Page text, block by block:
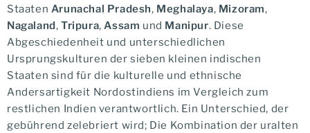
Staaten Arunachal Pradesh, Meghalaya, Mizoram,
Nagaland,Tripura,Assam und Manipur. Diese
Abgeschiedenheit und unterschiedlichen
Ursprungskulturen der sieben kleinen indischen
Staaten sind für die kulturelle und ethnische
Andersartigkeit Nordostindiens im Vergleich zum
restlichen Indien verantwortlich. Ein Unterschied, der
gebührend zelebriert wird; Die Kombination der uralten